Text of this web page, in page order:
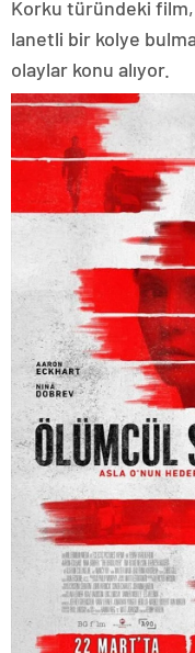
Korku türündeki film,
lanetli bir kolye
olaylar konu alıyor.